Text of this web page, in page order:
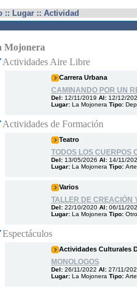
:: Lugar :: Actividad
Mojonera
Actividades Aire Libre
Carrera Urbana
CAMINANDO POR UN
Del: 12/11/2019 Al: 12/12/
Lugar: La Mojonera Tipo:
Actividades de Formación
Teatro
TODOS LOS CUERPOS
Del: 13/05/2026 Al: 14/11/
Lugar: La Mojonera Tipo:
Varios
TALLER DE CREACIÓN
Del: 22/10/2020 Al: 06/11/
Lugar: La Mojonera Tipo:
Espectáculos
Actividades Culturales
MONOLOGOS
Del: 26/11/2022 Al: 27/11/
Lugar: La Mojonera Tipo: